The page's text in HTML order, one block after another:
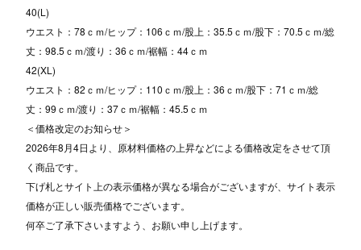
40(L)
ウエスト：78ｃｍ/ヒップ：106ｃｍ/股上：35.5ｃｍ/股下：70.5ｃｍ/総
丈：98.5ｃｍ/渡り：36ｃｍ/裾幅：44ｃｍ
42(XL)
ウエスト：82ｃｍ/ヒップ：110ｃｍ/股上：36ｃｍ/股下：71ｃｍ/総
丈：99ｃｍ/渡り：37ｃｍ/裾幅：45.5ｃｍ
＜価格改定のお知らせ＞
2026年8月4日より、原材料価格の上昇などによる価格改定をさせて頂
く商品です。
下げ札とサイト上の表示価格が異なる場合がございますが、サイト表示
価格が正しい販売価格でございます。
何卒ご了承下さいますよう、お願い申し上げます。